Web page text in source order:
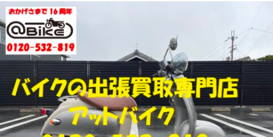
門
店
ア
ッ
ト
バ
イ
ク
イ
ク
出
張
取
り
・
引
ク